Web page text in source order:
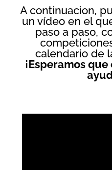
A continuacion,
un vídeo en el
paso a paso,
calendario de
¡Esperamos